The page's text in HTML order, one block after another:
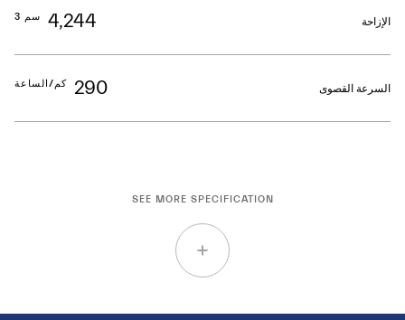
الإزاحة 4,244 سم 3
السرعة القصوى 290 كم/الساعة
SEE MORE SPECIFICATION